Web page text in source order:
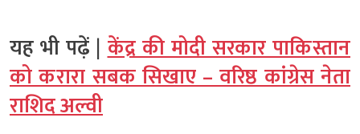
यह भी पढ़ें |केंद्र की मोदी सरकार पाकिस्तान
को करारा सबक सिखाए – वरिष्ठ कांग्रेस नेता
राशिद अल्वी